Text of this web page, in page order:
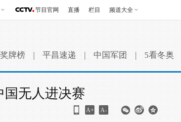
节目官网 直播 栏目 频道大全
奖牌榜 | 平昌速递 | 中国军团 | 5看冬奥
国无人进决赛
A+ A-